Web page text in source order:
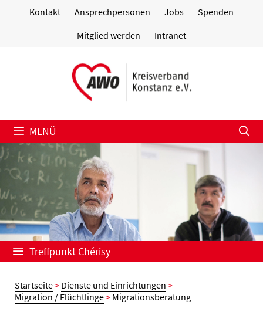
Kontakt Ansprechpersonen Jobs
Spenden
Mitglied werden
Intranet
MENÜ
Treffpunkt Chérisy
Startseite> Dienste und Einrichtungen >
Migration / Flüchtlinge> Migrationsberatung